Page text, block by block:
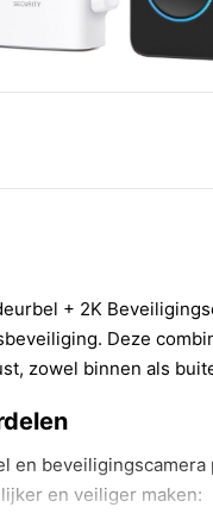
+ 2K
Deze
zowel binnen als
en
en veiliger maken: